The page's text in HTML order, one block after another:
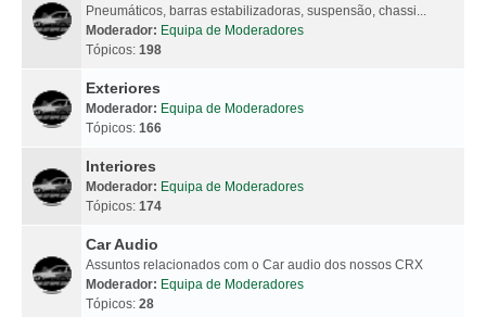
Pneumáticos, barras estabilizadoras, suspensão, chassi...
Moderador: Equipa de Moderadores
Tópicos: 198
Exteriores
Moderador: Equipa de Moderadores
Tópicos: 166
Interiores
Moderador: Equipa de Moderadores
Tópicos: 174
Car Audio
Assuntos relacionados com o Car audio dos nossos CRX
Moderador: Equipa de Moderadores
Tópicos: 28